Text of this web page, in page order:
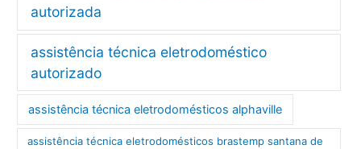
autorizada
assistência técnica eletrodoméstico
autorizado
assistência técnica eletrodomésticos alphaville
assistência técnica eletrodomésticos brastemp santana de